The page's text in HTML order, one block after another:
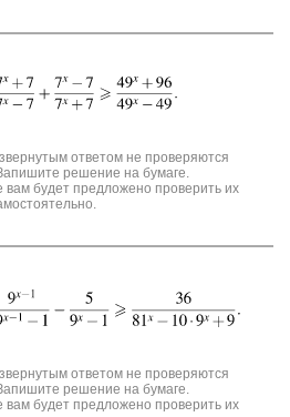
ответом не проверяются
решение на бумаге.
будет предложено проверить их
ответом не проверяются
решение на бумаге.
будет предложено проверить их